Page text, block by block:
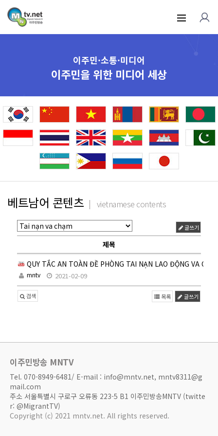
이주민·소통·미디어
이주민을 위한 미디어 세상
베트남어 콘텐츠 vietnamese contents
글쓰기
제목
QUY TẮC AN TOÀN ĐỀ PHÒNG TAI NẠN LAO ĐỘNG VA
mntv 2021-02-09
검색 목록 글쓰기
이주민방송 MNTV
Tel. 070-8949-6481/ E-mail : info@mntv.net, mntv8311@g
mail.com
주소 서울특별시 구로구 오류동 223-5 B1 이주민방송MNTV (twitte
r: @MigrantTV)
Copyright (c) 2021 mntv.net. All rights reserved.